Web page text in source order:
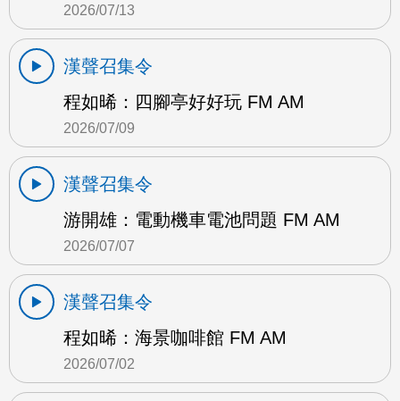
2026/07/13
漢聲召集令
程如晞：四腳亭好好玩 FM AM
2026/07/09
漢聲召集令
游開雄：電動機車電池問題 FM AM
2026/07/07
漢聲召集令
程如晞：海景咖啡館 FM AM
2026/07/02